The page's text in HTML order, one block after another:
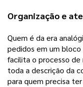
Organização e
Quem é da era
pedidos em um
facilita o processo
toda a descrição da
para quem precisa